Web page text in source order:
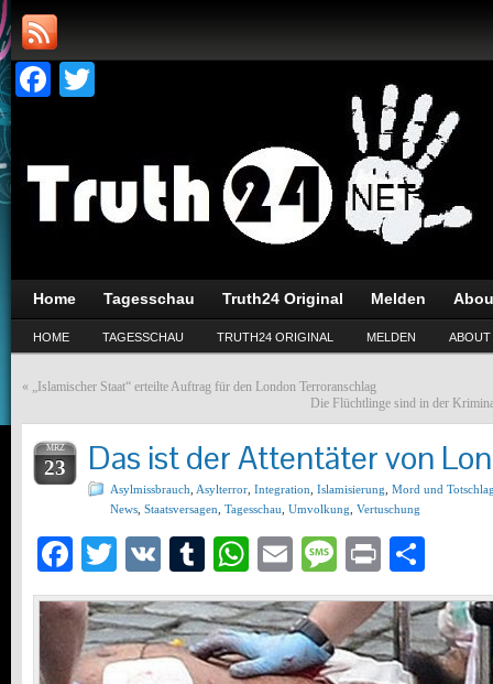
Facebook
Home Tagesschau Truth24 Original Melden
HOME TAGESSCHAU TRUTH24 ORIGINAL MELDEN ABOUT
« „Islamischer Staat“ erteilte Auftrag für den London Terroranschlag
Die Flüchtlinge sind in der
MRZ
23 Das ist der Attentäter von
Asylmissbrauch Asylterror Integration Islamisierung Mord und
News Staatsversagen Tagesschau Umvolkung Vertuschung
Facebook
Twitter
VK Tumblr
WhatsApp
EmailMessage
Print